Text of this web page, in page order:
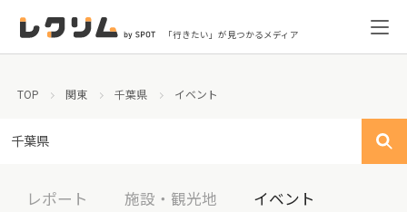
「行きたい」が見つかるメディア
TOP 関東 千葉県 イベント
千葉県
レポート 施設・観光地 イベント